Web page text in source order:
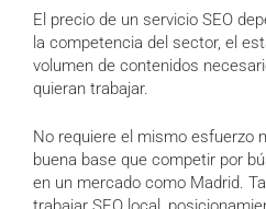
El precio de un servicio SEO
la competencia del sector, el
volumen de contenidos
quieran trabajar.
No requiere el mismo esfuerzo
buena base que competir por
en un mercado como Madrid.